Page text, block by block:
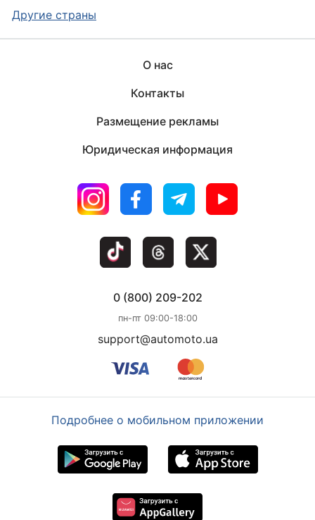
Другие страны
О нас
Контакты
Размещение рекламы
Юридическая информация
0 (800) 209-202
пн-пт 09:00-18:00
support@automoto.ua
Подробнее о мобильном приложении